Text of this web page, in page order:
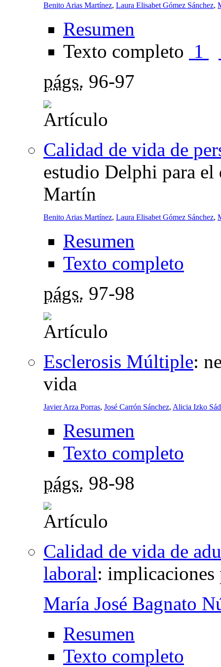
Benito Arias Martínez, Laura Elisabet Gómez Sánchez,
Resumen
Texto completo 1
págs. 96-97
Calidad de vida de
estudio Delphi para el
Martín
Benito Arias Martínez, Laura Elisabet Gómez Sánchez,
Resumen
Texto completo
págs. 97-98
Esclerosis Múltiple:
vida
Javier Arza Porras, José Carrón Sánchez, Alicia Izko
Resumen
Texto completo
págs. 98-98
Calidad de vida de
laboral: implicaciones
María José Bagnato
Resumen
Texto completo